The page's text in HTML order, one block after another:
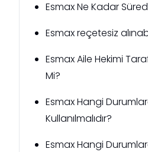
Esmax Ne Kadar
Esmax reçetesiz
Esmax Aile Hekimi
Mi?
Esmax Hangi
Kullanılmalıdır?
Esmax Hangi